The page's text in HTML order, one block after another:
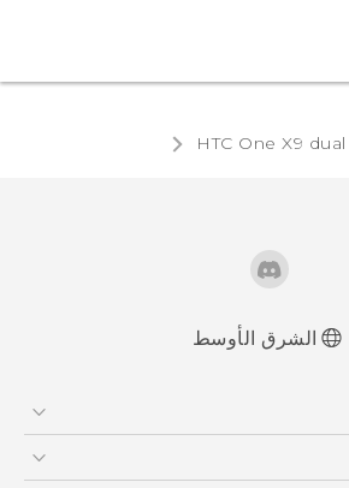
HTC One X9
Française - Guide de
الشرق الأوسط